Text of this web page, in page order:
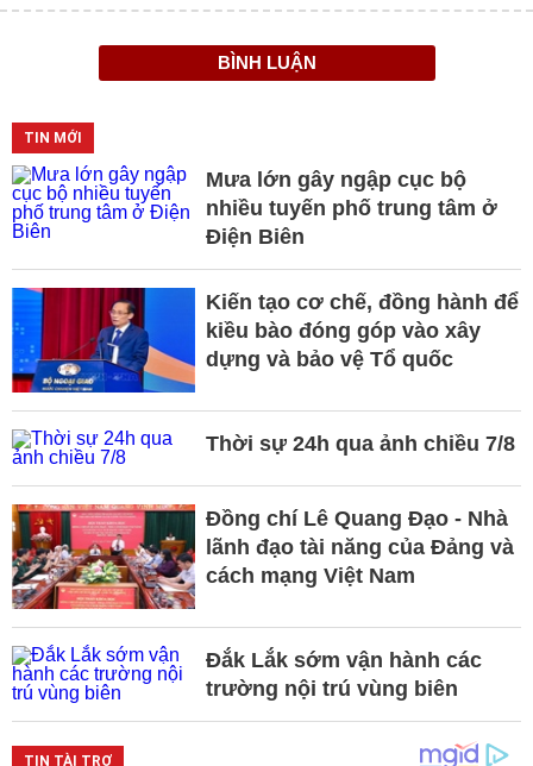
BÌNH LUẬN
TIN MỚI
Mưa lớn gây ngập cục bộ
nhiều tuyến phố trung tâm ở
Điện Biên
Kiến tạo cơ chế, đồng hành để
kiều bào đóng góp vào xây
dựng và bảo vệ Tổ quốc
Thời sự 24h qua ảnh chiều 7/8
Đồng chí Lê Quang Đạo - Nhà
lãnh đạo tài năng của Đảng và
cách mạng Việt Nam
Đắk Lắk sớm vận hành các
trường nội trú vùng biên